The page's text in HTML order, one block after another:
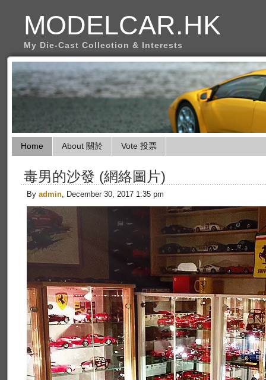
MODELCAR.HK
My Die-Cast Collection & Interests
Home About 關於 Vote 投票
毒男的沙發 (網絡圖片)
By admin, December 30, 2017 1:35 pm